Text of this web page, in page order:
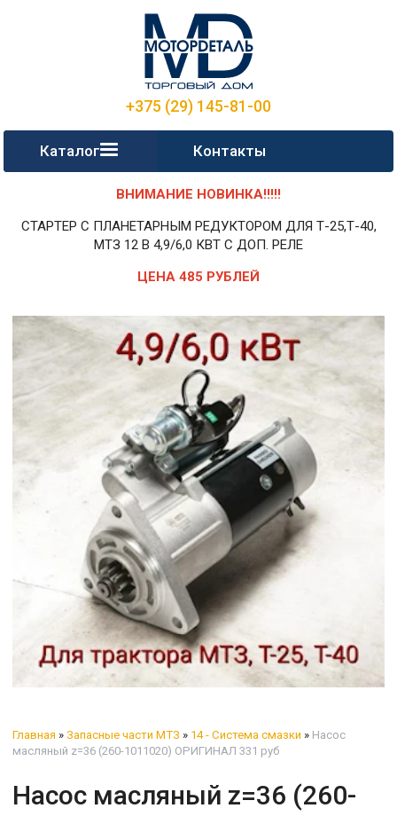
+375 (29) 145-81-00
Каталог Контакты
ВНИМАНИЕ НОВИНКА!!!!!
СТАРТЕР С ПЛАНЕТАРНЫМ РЕДУКТОРОМ ДЛЯ Т-25,Т-40,
МТЗ 12 В 4,9/6,0 КВТ С ДОП. РЕЛЕ
ЦЕНА 485 РУБЛЕЙ
Главная » Запасные части МТЗ » 14 - Система смазки » Насос
масляный z=36 (260-1011020) ОРИГИНАЛ 331 руб
Насос масляный z=36 (260-